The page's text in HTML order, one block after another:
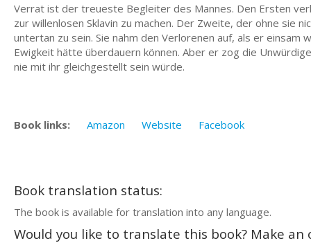
Verrat ist der treueste Begleiter des Mannes. Den Ersten
zur willenlosen Sklavin zu machen. Der Zweite, der ohne sie
untertan zu sein. Sie nahm den Verlorenen auf, als er einsam
Ewigkeit hätte überdauern können. Aber er zog die
nie mit ihr gleichgestellt sein würde.
Book links: Amazon Website Facebook
Book translation status:
The book is available for translation into any language.
Would you like to translate this book? Make